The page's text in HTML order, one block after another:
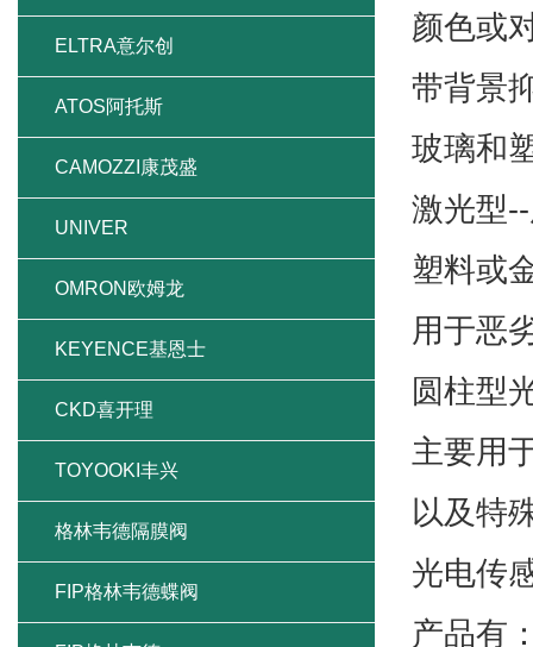
颜色或
带背景
玻璃和
激光型
塑料或
用于恶
圆柱型
主要用
以及特
光电传
产品有
ELTRA意尔创
ATOS阿托斯
CAMOZZI康茂盛
UNIVER
OMRON欧姆龙
KEYENCE基恩士
CKD喜开理
TOYOOKI丰兴
格林韦德隔膜阀
FIP格林韦德蝶阀